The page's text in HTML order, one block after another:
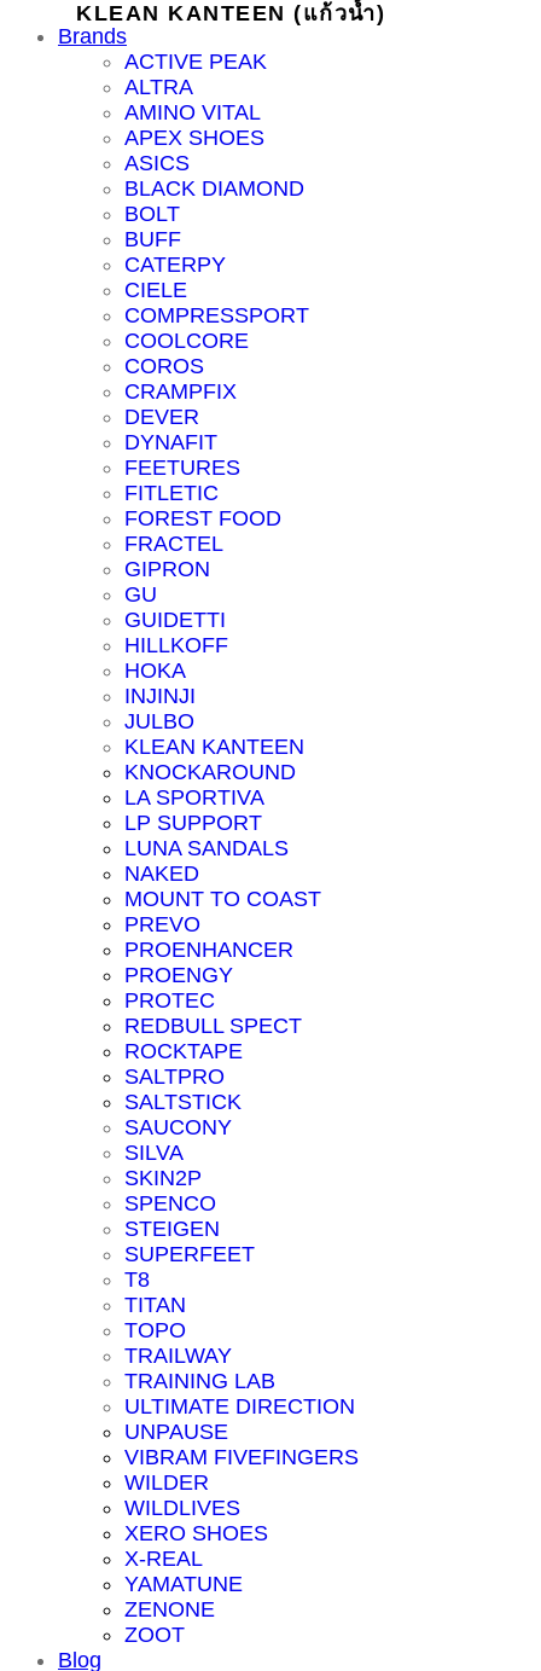
KLEAN KANTEEN (แก้วน้ำ)
Brands
ACTIVE PEAK
ALTRA
AMINO VITAL
APEX SHOES
ASICS
BLACK DIAMOND
BOLT
BUFF
CATERPY
CIELE
COMPRESSPORT
COOLCORE
COROS
CRAMPFIX
DEVER
DYNAFIT
FEETURES
FITLETIC
FOREST FOOD
FRACTEL
GIPRON
GU
GUIDETTI
HILLKOFF
HOKA
INJINJI
JULBO
KLEAN KANTEEN
KNOCKAROUND
LA SPORTIVA
LP SUPPORT
LUNA SANDALS
NAKED
MOUNT TO COAST
PREVO
PROENHANCER
PROENGY
PROTEC
REDBULL SPECT
ROCKTAPE
SALTPRO
SALTSTICK
SAUCONY
SILVA
SKIN2P
SPENCO
STEIGEN
SUPERFEET
T8
TITAN
TOPO
TRAILWAY
TRAINING LAB
ULTIMATE DIRECTION
UNPAUSE
VIBRAM FIVEFINGERS
WILDER
WILDLIVES
XERO SHOES
X-REAL
YAMATUNE
ZENONE
ZOOT
Blog